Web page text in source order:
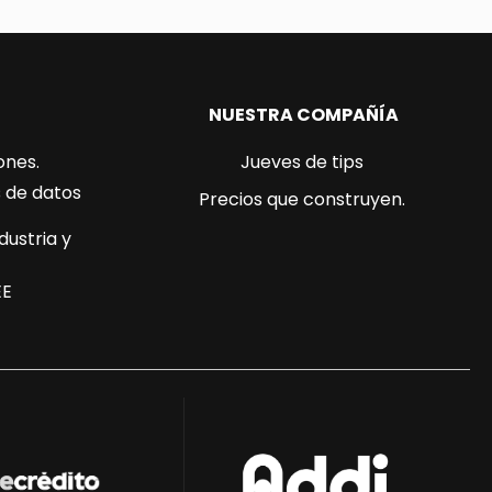
datos
y
NUESTRA COMPAÑÍA
Jueves de tips
Precios que construyen.